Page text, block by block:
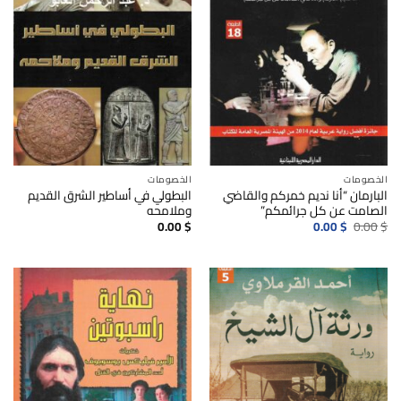
الخصومات
البارمان “أنا نديم خمركم والقاضي
الصامت عن كل جرائمكم”
0.00$ السعر
الأصلي
0.00$ السعر
الحالي
الخصومات
البطولي في أساطير الشرق القديم
وملامحه
0.00$